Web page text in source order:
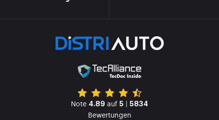
Note 4.89 auf 5 | 5834
Bewertungen